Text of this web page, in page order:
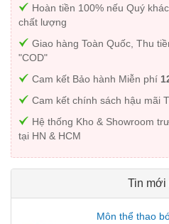
Hoàn tiền 100% nếu Quý
chất lượng
Giao hàng Toàn Quốc, Thu
"COD"
Cam kết Bảo hành Miễn phí
Cam kết chính sách hậu mãi
Hệ thống Kho & Showroom
tại HN & HCM
Tin mới
Môn thể thao